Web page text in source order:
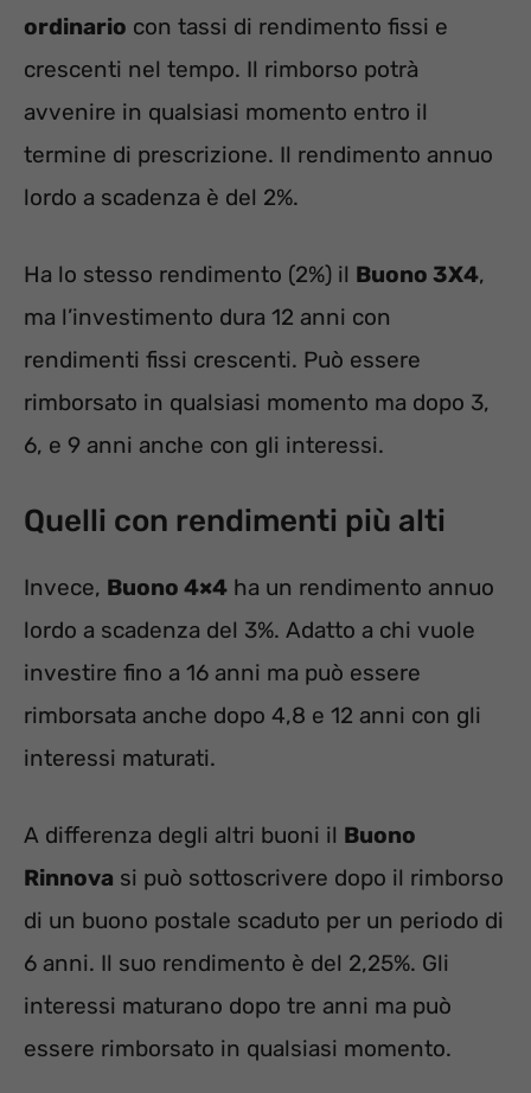
ordinario con tassi di rendimento fissi e
crescenti nel tempo. Il rimborso potrà
avvenire in qualsiasi momento entro il
termine di prescrizione. Il rendimento annuo
lordo a scadenza è del 2%.
Ha lo stesso rendimento (2%) il Buono 3X4,
ma l’investimento dura 12 anni con
rendimenti fissi crescenti. Può essere
rimborsato in qualsiasi momento ma dopo 3,
6, e 9 anni anche con gli interessi.
Quelli con rendimenti più alti
Invece, Buono 4×4 ha un rendimento annuo
lordo a scadenza del 3%. Adatto a chi vuole
investire fino a 16 anni ma può essere
rimborsata anche dopo 4,8 e 12 anni con gli
interessi maturati.
A differenza degli altri buoni il Buono
Rinnova si può sottoscrivere dopo il rimborso
di un buono postale scaduto per un periodo di
6 anni. Il suo rendimento è del 2,25%. Gli
interessi maturano dopo tre anni ma può
essere rimborsato in qualsiasi momento.